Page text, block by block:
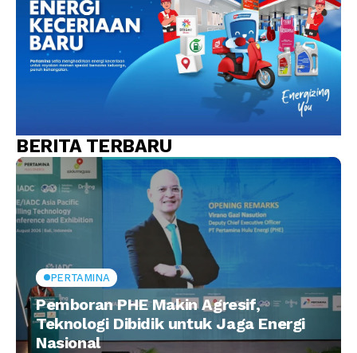
BERITA TERBARU
PERTAMINA
Pemboran PHE Makin Agresif,
Teknologi Dibidik untuk Jaga Energi
Nasional